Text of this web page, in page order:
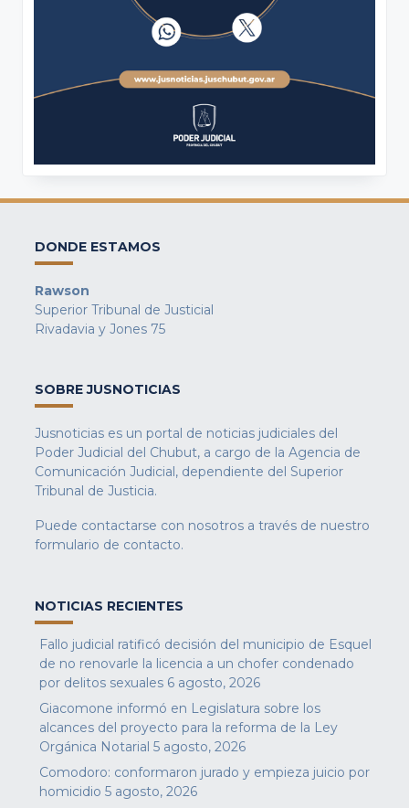
DONDE ESTAMOS
Rawson
Superior Tribunal de Justicial
Rivadavia y Jones 75
SOBRE JUSNOTICIAS
Jusnoticias es un portal de noticias judiciales del
Poder Judicial del Chubut, a cargo de la Agencia de
Comunicación Judicial, dependiente del Superior
Tribunal de Justicia.
Puede contactarse con nosotros a través de nuestro
formulario de contacto.
NOTICIAS RECIENTES
Fallo judicial ratificó decisión del municipio de Esquel
de no renovarle la licencia a un chofer condenado
por delitos sexuales 6 agosto, 2026
Giacomone informó en Legislatura sobre los
alcances del proyecto para la reforma de la Ley
Orgánica Notarial 5 agosto, 2026
Comodoro: conformaron jurado y empieza juicio por
homicidio 5 agosto, 2026